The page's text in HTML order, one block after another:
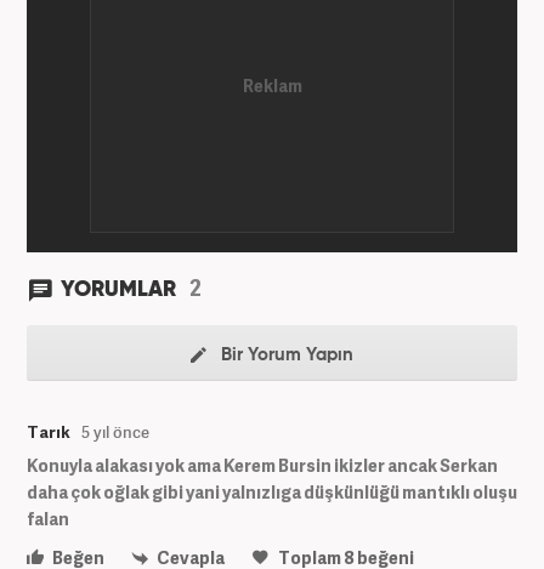
YORUMLAR 2
Bir Yorum Yapın
Tarık 5 yıl önce
Konuyla alakası yok ama Kerem Bursin ikizler ancak Serkan
daha çok oğlak gibi yani yalnızlıga düşkünlüğü mantıklı oluşu
falan
Beğen
Cevapla Toplam8beğeni